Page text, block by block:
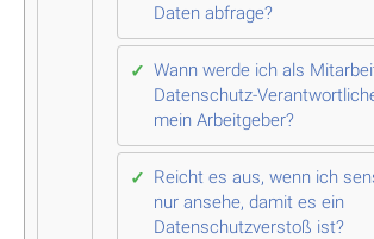
Daten abfrage?
Wann werde ich als
Datenschutz-
mein Arbeitgeber?
Reicht es aus, wenn ich
nur ansehe, damit es ein
Datenschutzverstoß ist?